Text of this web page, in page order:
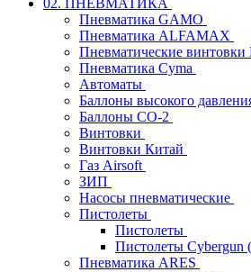
02. ПНЕВМАТИКА
Пневматика GAMO
Пневматика ALFAMAX
Пневматические
Пневматика Cyma
Автоматы
Баллоны высокого
Баллоны СО-2
Винтовки
Винтовки Китай
Газ Airsoft
ЗИП
Насосы пневматические
Пистолеты
Пистолеты
Пистолеты Cybergun
Пневматика ARES